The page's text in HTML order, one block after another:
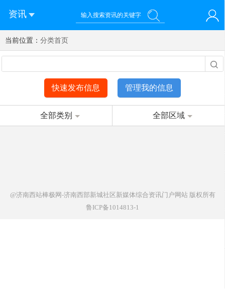
资讯
您好！欢迎来到济南西站棒极网-济南西部新城社区新媒体综
合资讯门户网站
登录 注册 微信快速登录
当前位置： 分类首页
快速发布信息 管理我的信息
全部类别 全部区域
@济南西站棒极网-济南西部新城社区新媒体综合资讯门户网站版权所有
鲁ICP备1014813-1